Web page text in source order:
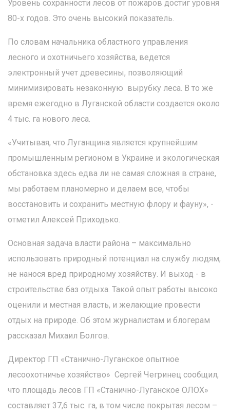
Уровень сохранности лесов от пожаров достиг уровня
80-х годов. Это очень высокий показатель.
По словам начальника областного управления
лесного и охотничьего хозяйства, ведется
электронный учет древесины, позволяющий
минимизировать незаконную вырубку леса. В то же
время ежегодно в Луганской области создается около
4 тыс. га нового леса.
«Учитывая, что Луганщина является крупнейшим
промышленным регионом в Украине и экологическая
обстановка здесь едва ли не самая сложная в стране,
мы работаем планомерно и делаем все, чтобы
восстановить и сохранить местную флору и фауну», -
отметил Алексей Приходько.
Основная задача власти района – максимально
использовать природный потенциал на службу людям,
не нанося вред природному хозяйству. И выход - в
строительстве баз отдыха. Такой опыт работы высоко
оценили и местная власть, и желающие провести
отдых на природе. Об этом журналистам и блогерам
рассказал Михаил Болгов.
Директор ГП «Станично-Луганское опытное
лесоохотничье хозяйство» Сергей Чегринец сообщил,
что площадь лесов ГП «Станично-Луганское ОЛОХ»
составляет 37,6 тыс. га, в том числе покрытая лесом –